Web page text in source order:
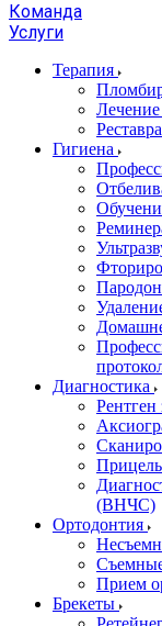
Команда
Услуги
Терапия
Лечение
Гигиена
Диагностика
Рентген
(ВНЧС)
Ортодонтия
Прием
Брекеты